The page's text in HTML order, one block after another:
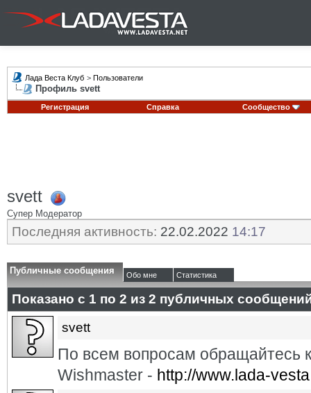
Лада Веста Клуб > Пользователи
Профиль svett
Регистрация Справка Сообщество
svett
Супер Модератор
Последняя активность: 22.02.2022 14:17
Публичные сообщения Обо мне Статистика
Показано с 1 по 2 из 2 публичных
svett
По всем вопросам обращайтесь
Wishmaster - http://www.lada-